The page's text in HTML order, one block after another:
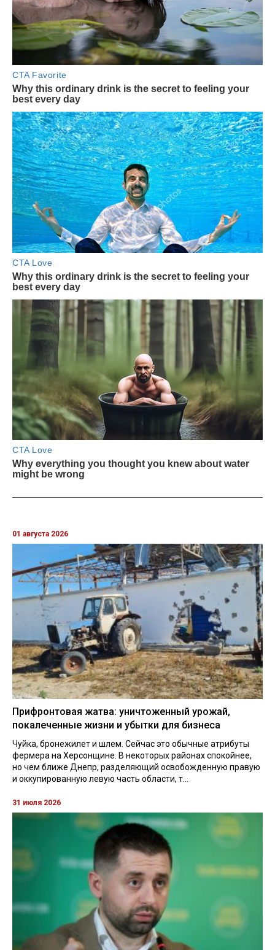
01 августа 2026
Прифронтовая жатва: уничтоженный урожай,
покалеченные жизни и убытки для бизнеса
Чуйка, бронежилет и шлем. Сейчас это обычные атрибуты
фермера на Херсонщине. В некоторых районах спокойнее,
но чем ближе Днепр, разделяющий освобожденную правую
и оккупированную левую часть области, т...
31 июля 2026